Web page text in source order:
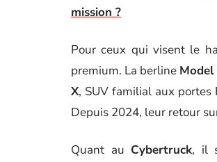
mission ?
Pour ceux qui visent le
premium. La berline Model
X, SUV familial aux portes
Depuis 2024, leur retour
Quant au Cybertruck, il